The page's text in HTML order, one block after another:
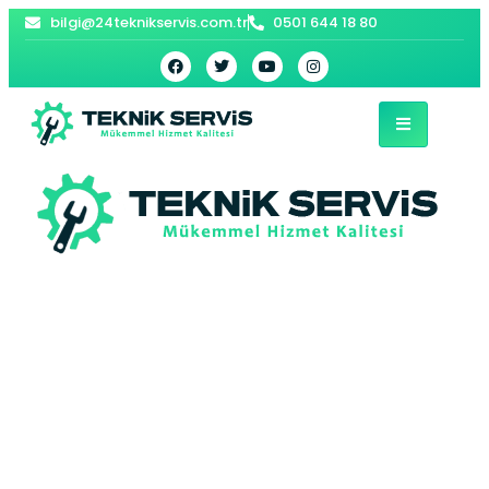
bilgi@24teknikservis.com.tr 0501 644 18 80